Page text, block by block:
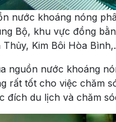
nước khoáng nóng
Bộ, khu vực đồng
Thủy, Kim Bôi Hòa
nguồn nước khoáng
rất tốt cho việc chăm
đích du lịch và chăm